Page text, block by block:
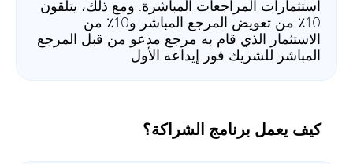
استثمارات المراجعات المباشرة. ومع ذلك، يتلقون
10٪ من تعويض المرجع المباشر و10٪ من
الاستثمار الذي قام به مرجع مدعو من قبل المرجع
المباشر للشريك فور إيداعه الأول.
كيف يعمل برنامج الشراكة؟